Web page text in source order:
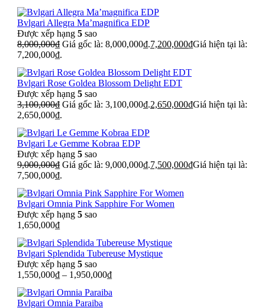
Bvlgari Allegra Ma’magnifica EDP
Được xếp hạng 5 sao
8,000,000₫ Giá gốc là: 8,000,000₫.7,200,000₫Giá hiện tại là:
7,200,000₫.
Bvlgari Rose Goldea Blossom Delight EDT
Được xếp hạng 5 sao
3,100,000₫ Giá gốc là: 3,100,000₫.2,650,000₫Giá hiện tại là:
2,650,000₫.
Bvlgari Le Gemme Kobraa EDP
Được xếp hạng 5 sao
9,000,000₫ Giá gốc là: 9,000,000₫.7,500,000₫Giá hiện tại là:
7,500,000₫.
Bvlgari Omnia Pink Sapphire For Women
Được xếp hạng 5 sao
1,650,000₫
Bvlgari Splendida Tubereuse Mystique
Được xếp hạng 5 sao
1,550,000₫ – 1,950,000₫
Bvlgari Omnia Paraiba